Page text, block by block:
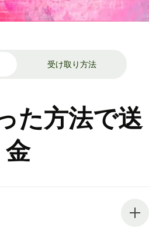
受け取り方法
た方法で送
金